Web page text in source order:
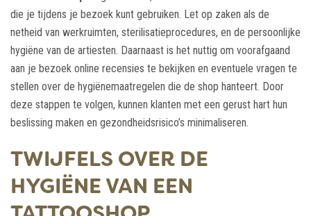
die je tijdens je bezoek kunt gebruiken. Let op zaken als de
netheid van werkruimten, sterilisatieprocedures, en de persoonlijke
hygiëne van de artiesten. Daarnaast is het nuttig om voorafgaand
aan je bezoek online recensies te bekijken en eventuele vragen te
stellen over de hygiënemaatregelen die de shop hanteert. Door
deze stappen te volgen, kunnen klanten met een gerust hart hun
beslissing maken en gezondheidsrisico’s minimaliseren.
TWIJFELS OVER DE
HYGIËNE VAN EEN